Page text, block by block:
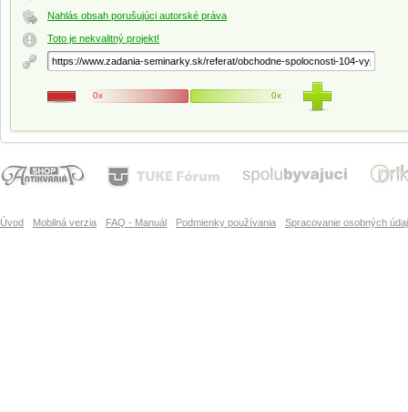
Nahlás obsah porušujúci autorské práva
Toto je nekvalitný projekt!
0x 0x
Úvod Mobilná verzia FAQ - Manuál Podmienky používania Spracovanie osobných